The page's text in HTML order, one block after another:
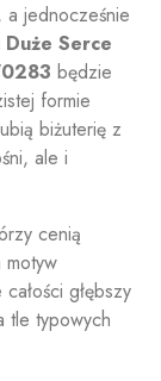
a jednocześnie
Serce
będzie
formie
biżuterię z
ale i
cenią
głębszy
tle typowych